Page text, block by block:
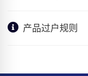
产品过户规则